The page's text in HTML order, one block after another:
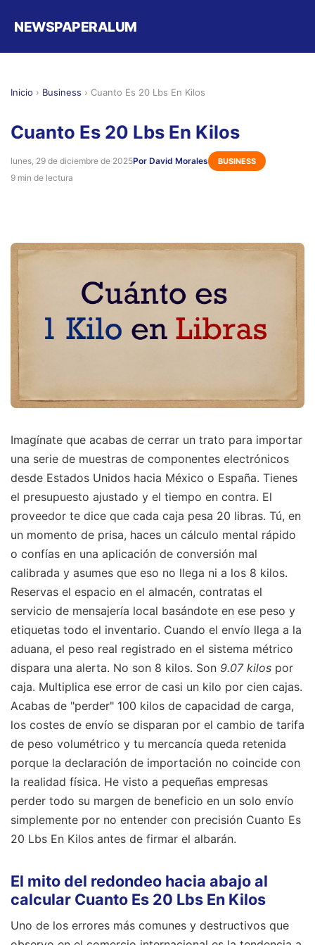
NEWSPAPERALUM
Inicio › Business › Cuanto Es 20 Lbs En Kilos
Cuanto Es 20 Lbs En Kilos
lunes, 29 de diciembre de 2025Por David Morales BUSINESS
9 min de lectura
Imagínate que acabas de cerrar un trato para importar
una serie de muestras de componentes electrónicos
desde Estados Unidos hacia México o España. Tienes
el presupuesto ajustado y el tiempo en contra. El
proveedor te dice que cada caja pesa 20 libras. Tú, en
un momento de prisa, haces un cálculo mental rápido
o confías en una aplicación de conversión mal
calibrada y asumes que eso no llega ni a los 8 kilos.
Reservas el espacio en el almacén, contratas el
servicio de mensajería local basándote en ese peso y
etiquetas todo el inventario. Cuando el envío llega a la
aduana, el peso real registrado en el sistema métrico
dispara una alerta. No son 8 kilos. Son 9.07 kilos por
caja. Multiplica ese error de casi un kilo por cien cajas.
Acabas de "perder" 100 kilos de capacidad de carga,
los costes de envío se disparan por el cambio de tarifa
de peso volumétrico y tu mercancía queda retenida
porque la declaración de importación no coincide con
la realidad física. He visto a pequeñas empresas
perder todo su margen de beneficio en un solo envío
simplemente por no entender con precisión Cuanto Es
20 Lbs En Kilos antes de firmar el albarán.
El mito del redondeo hacia abajo al
calcular Cuanto Es 20 Lbs En Kilos
Uno de los errores más comunes y destructivos que